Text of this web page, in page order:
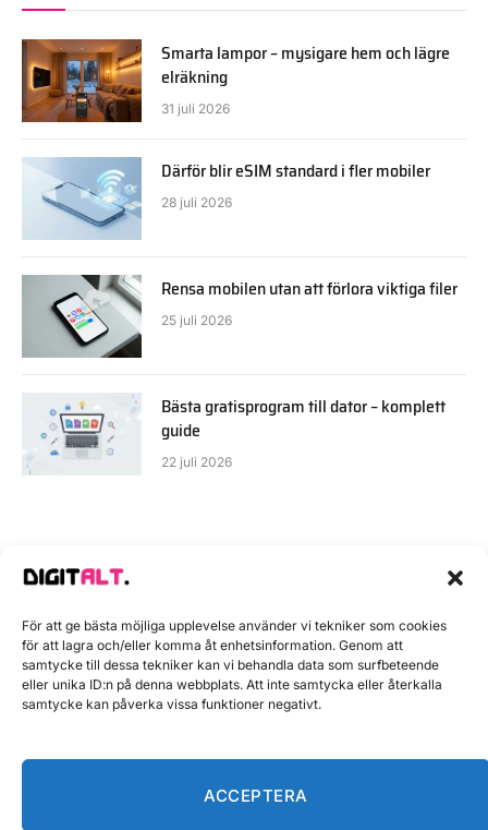
För att ge bästa möjliga upplevelse använder vi tekniker som cookies
för att lagra och/eller komma åt enhetsinformation. Genom att
samtycke till dessa tekniker kan vi behandla data som surfbeteende
eller unika ID:n på denna webbplats. Att inte samtycka eller återkalla
samtycke kan påverka vissa funktioner negativt.
ACCEPTERA
Smarta lampor – mysigare hem och lägre
elräkning
31 juli 2026
Därför blir eSIM standard i fler mobiler
28 juli 2026
Rensa mobilen utan att förlora viktiga filer
25 juli 2026
Bästa gratisprogram till dator – komplett
guide
22 juli 2026
PRYLAR
Nya MacBook Air M4 – recension